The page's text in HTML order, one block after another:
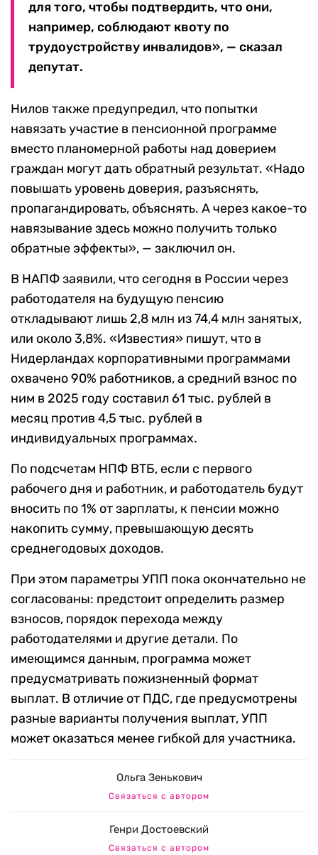
для того, чтобы подтвердить, что они,
например, соблюдают квоту по
трудоустройству инвалидов», — сказал
депутат.
Нилов также предупредил, что попытки
навязать участие в пенсионной программе
вместо планомерной работы над доверием
граждан могут дать обратный результат. «Надо
повышать уровень доверия, разъяснять,
пропагандировать, объяснять. А через какое-то
навязывание здесь можно получить только
обратные эффекты», — заключил он.
В НАПФ заявили, что сегодня в России через
работодателя на будущую пенсию
откладывают лишь 2,8 млн из 74,4 млн занятых,
или около 3,8%. «Известия» пишут, что в
Нидерландах корпоративными программами
охвачено 90% работников, а средний взнос по
ним в 2025 году составил 61 тыс. рублей в
месяц против 4,5 тыс. рублей в
индивидуальных программах.
По подсчетам НПФ ВТБ, если с первого
рабочего дня и работник, и работодатель будут
вносить по 1% от зарплаты, к пенсии можно
накопить сумму, превышающую десять
среднегодовых доходов.
При этом параметры УПП пока окончательно не
согласованы: предстоит определить размер
взносов, порядок перехода между
работодателями и другие детали. По
имеющимся данным, программа может
предусматривать пожизненный формат
выплат. В отличие от ПДС, где предусмотрены
разные варианты получения выплат, УПП
может оказаться менее гибкой для участника.
Ольга Зенькович
Связаться с автором
Генри Достоевский
Связаться с автором